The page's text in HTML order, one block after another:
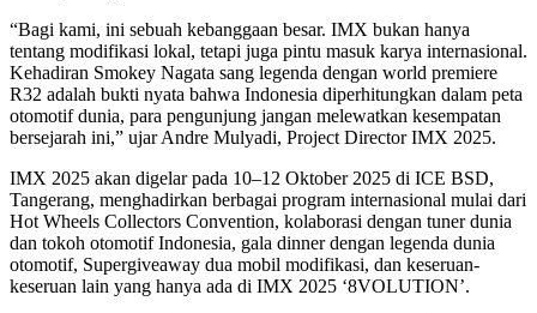
“Bagi kami, ini sebuah kebanggaan besar. IMX bukan hanya
tentang modifikasi lokal, tetapi juga pintu masuk karya internasional.
Kehadiran Smokey Nagata sang legenda dengan world premiere
R32 adalah bukti nyata bahwa Indonesia diperhitungkan dalam peta
otomotif dunia, para pengunjung jangan melewatkan kesempatan
bersejarah ini,” ujar Andre Mulyadi, Project Director IMX 2025.
IMX 2025 akan digelar pada 10–12 Oktober 2025 di ICE BSD,
Tangerang, menghadirkan berbagai program internasional mulai dari
Hot Wheels Collectors Convention, kolaborasi dengan tuner dunia
dan tokoh otomotif Indonesia, gala dinner dengan legenda dunia
otomotif, Supergiveaway dua mobil modifikasi, dan keseruan-
keseruan lain yang hanya ada di IMX 2025 ‘8VOLUTION’.